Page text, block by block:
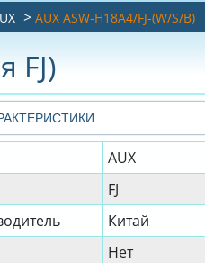
AUX ASW-H18A4/FJ-(W/S/B)
FJ)
AUX
FJ
Китай
Нет